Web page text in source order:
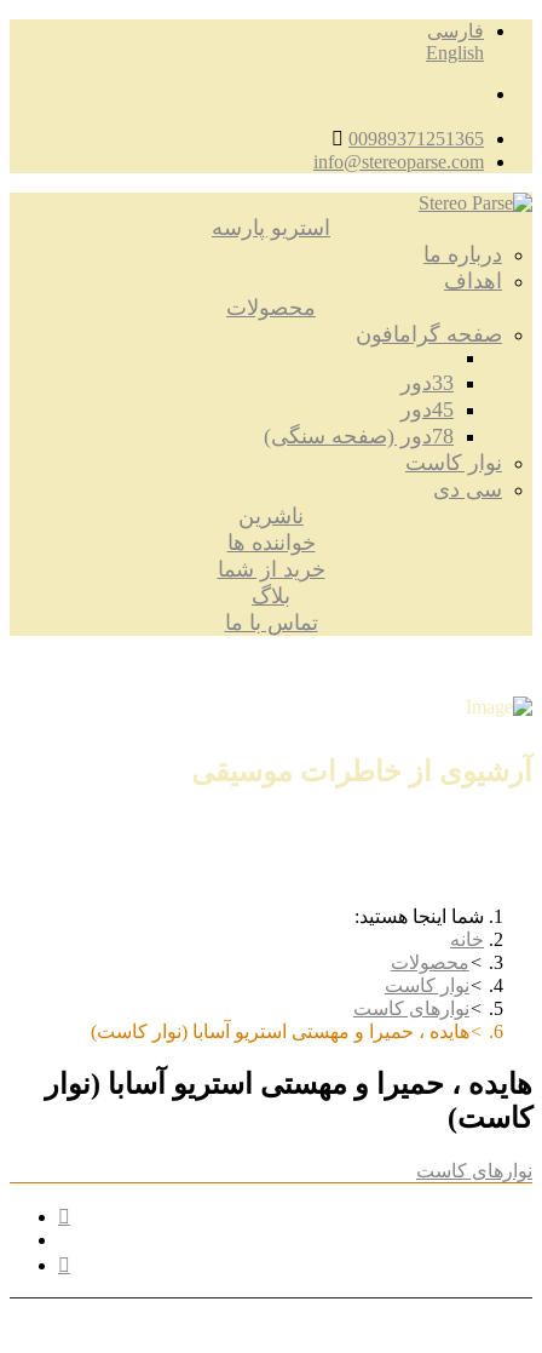
فارسی
English
00989371251365
info@stereoparse.com
استریو پارسه
درباره ما
اهداف
محصولات
صفحه گرامافون
33دور
45دور
78دور (صفحه سنگی)
نوار کاست
سی دی
ناشرین
خواننده ها
خرید از شما
بلاگ
تماس با ما
آرشیوی از خاطرات موسیقی
شما اینجا هستید:
خانه
محصولات
نوار کاست
نوارهای کاست
هایده ، حمیرا و مهستی استریو آسابا (نوار کاست)
هایده ، حمیرا و مهستی استریو آسابا (نوار
کاست)
نوارهای کاست